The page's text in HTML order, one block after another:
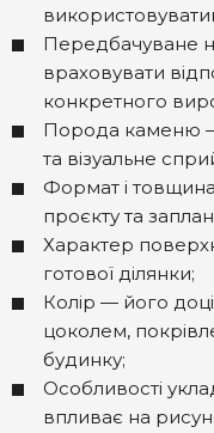
Передбачуване
враховувати
конкретного
Порода каменю —
та візуальне
Формат і
проєкту та
Характер
готової ділянки;
Колір — його
цоколем,
будинку;
Особливості
впливає на